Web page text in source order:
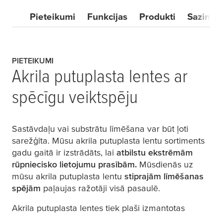
Pieteikumi Funkcijas Produkti
PIETEIKUMI
Akrila putuplasta lentes ar
spēcīgu veiktspēju
Sastāvdaļu vai substrātu līmēšana var būt ļoti
sarežģīta. Mūsu akrila putuplasta lentu sortiments
gadu gaitā ir izstrādāts, lai atbilstu ekstrēmām
rūpniecisko lietojumu prasībām. Mūsdienās uz
mūsu akrila putuplasta lentu stiprajām līmēšanas
spējām paļaujas ražotāji visā pasaulē.
Akrila putuplasta lentes tiek plaši izmantotas